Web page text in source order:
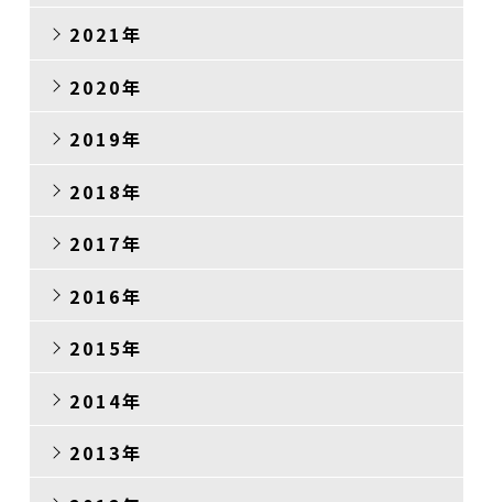
2021年
2020年
2019年
2018年
2017年
2016年
2015年
2014年
2013年